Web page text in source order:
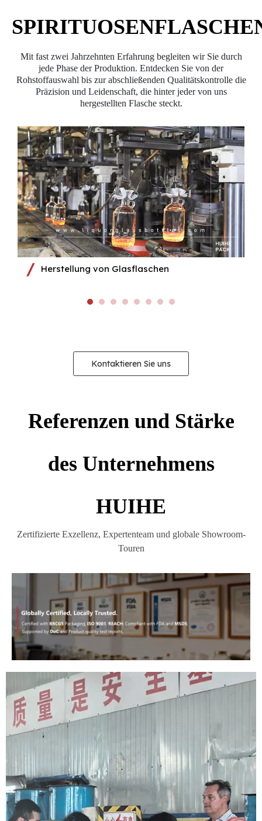
Mit fast zwei Jahrzehnten Erfahrung begleiten wir Sie durch
jede Phase der Produktion. Entdecken Sie von der
Rohstoffauswahl bis zur abschließenden Qualitätskontrolle die
Präzision und Leidenschaft, die hinter jeder von uns
hergestellten Flasche steckt.​​​​​​​
Herstellung von Glasflaschen
Kontaktieren Sie uns
Referenzen und Stärke
des Unternehmens
HUIHE
Zertifizierte Exzellenz, Expertenteam und globale Showroom-
Touren